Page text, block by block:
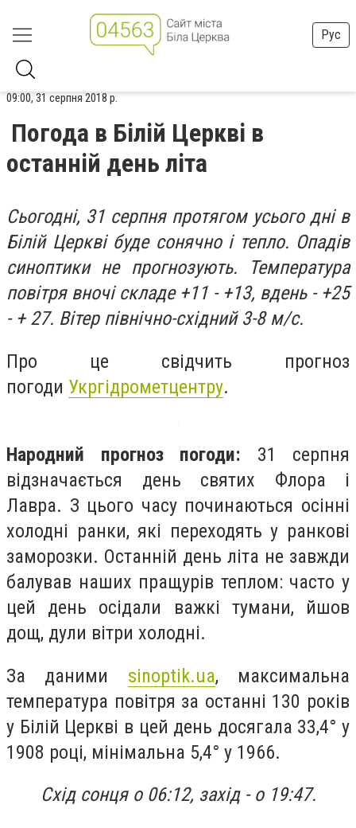
Рус
09:00, 31 серпня 2018 р.
Погода в Білій Церкві в
останній день літа
Сьогодні, 31 серпня протягом усього дні в
Білій Церкві буде сонячно і тепло. Опадів
синоптики не прогнозують. Температура
повітря вночі складе +11 - +13, вдень - +25
- + 27. Вітер північно-східний 3-8 м/с.
Про це свідчить прогноз
погоди Укргідрометцентру.
Народний прогноз погоди: 31 серпня
відзначається день святих Флора і
Лавра. З цього часу починаються осінні
холодні ранки, які переходять у ранкові
заморозки. Останній день літа не завжди
балував наших пращурів теплом: часто у
цей день осідали важкі тумани, йшов
дощ, дули вітри холодні.
За даними sinoptik.ua, максимальна
температура повітря за останні 130 років
у Білій Церкві в цей день досягала 33,4° у
1908 році, мінімальна 5,4° у 1966.
Схід сонця о 06:12, захід - о 19:47.